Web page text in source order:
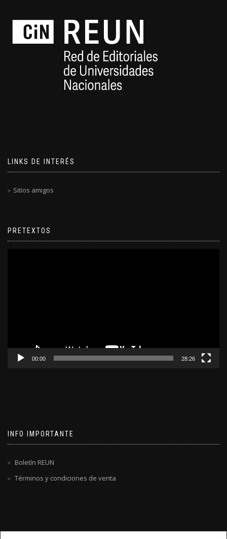
LINKS DE INTERÉS
Sitios amigos
PRETEXTOS
00:00 28:26
INFO IMPORTANTE
Boletín REUN
Términos y condiciones de venta